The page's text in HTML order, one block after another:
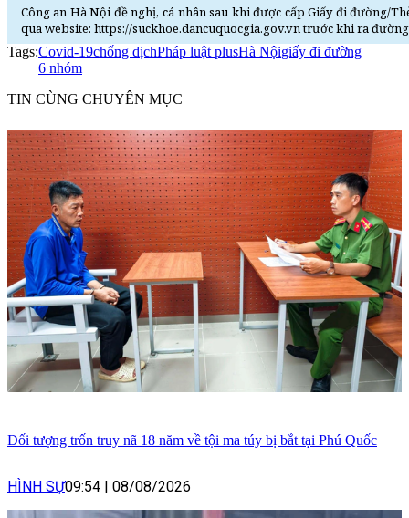
Công an Hà Nội đề nghị, cá nhân sau khi được cấp Giấy đi đường/
qua website: https://suckhoe.dancuquocgia.gov.vn trước khi ra
Tags:Covid-19chống dịchPháp luật plusHà Nộigiấy đi đường
6 nhóm
TIN CÙNG CHUYÊN MỤC
Đối tượng trốn truy nã 18 năm về tội ma túy bị bắt tại Phú Quốc
HÌNH SỰ09:54 08/08/2026